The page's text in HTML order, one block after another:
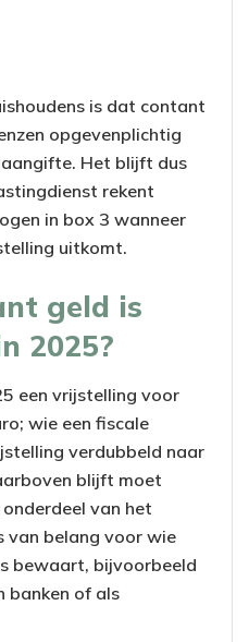
is dat contant
opgevenplichtig
Het blijft dus
rekent
in box 3 wanneer
uitkomt.
geld is
2025?
een vrijstelling voor
wie een fiscale
verdubbeld naar
blijft moet
van het
van belang voor wie
bewaart, bijvoorbeeld
banken of als